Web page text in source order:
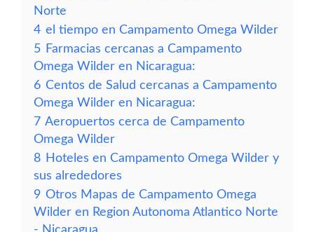
Norte
4 el tiempo en Campamento Omega Wilder
5 Farmacias cercanas a Campamento
Omega Wilder en Nicaragua:
6 Centos de Salud cercanas a Campamento
Omega Wilder en Nicaragua:
7 Aeropuertos cerca de Campamento
Omega Wilder
8 Hoteles en Campamento Omega Wilder y
sus alrededores
9 Otros Mapas de Campamento Omega
Wilder en Region Autonoma Atlantico Norte
- Nicaragua